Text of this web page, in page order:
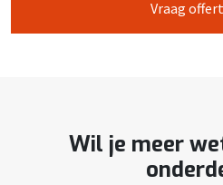
Vraag
Wil je meer